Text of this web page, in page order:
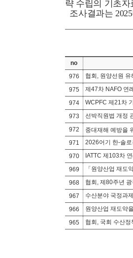
략 수립의 기초
조사결과는 2025
no
976
협회, 원양선원 유
975
제47차 NAFO 연
974
WCPFC 제21차
973
선박직원법 개정
972
중대재해 예방을
971
2026어기 한-솔
970
IATTC 제103차
969
「원양산업 재도
968
협회, 제80주년
967
수산분야 국정과
966
원양산업 재도약
965
협회, 국회 수산정